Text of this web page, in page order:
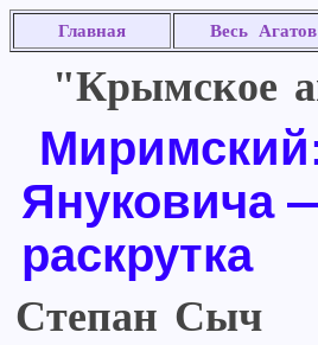
Главная Весь Агатов
"Крымское
Януковича
раскрутка
Степан Сыч